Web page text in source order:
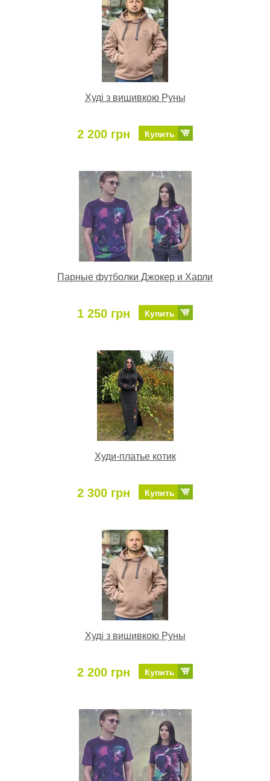
Худі з вишивкою Руны
2 200 грн Купить
Парные футболки Джокер и Харли
1 250 грн Купить
Худи-платье котик
2 300 грн Купить
Худі з вишивкою Руны
2 200 грн Купить